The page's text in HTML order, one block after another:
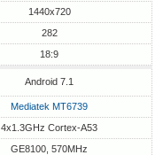
1440x720
282
18:9
Android 7.1
Mediatek MT6739
4x1.3GHz Cortex-A53
GE8100, 570MHz